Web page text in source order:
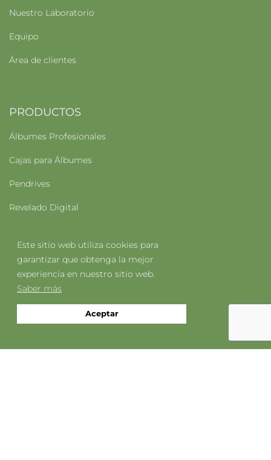
Este sitio web utiliza cookies para
garantizar que obtenga la mejor
experiencia en nuestro sitio web.
Saber más
Aceptar
Nuestro Laboratorio
Equipo
Área de clientes
PRODUCTOS
Álbumes Profesionales
Cajas para Álbumes
Pendrives
Revelado Digital
Muestras
AYUDA